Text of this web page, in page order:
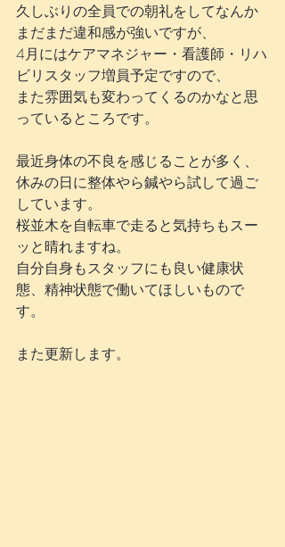
久しぶりの全員での朝礼をしてなんか
まだまだ違和感が強いですが、
4月にはケアマネジャー・看護師・リハ
ビリスタッフ増員予定ですので、
また雰囲気も変わってくるのかなと思
っているところです。
最近身体の不良を感じることが多く、
休みの日に整体やら鍼やら試して過ご
しています。
桜並木を自転車で走ると気持ちもスー
ッと晴れますね。
自分自身もスタッフにも良い健康状
態、精神状態で働いてほしいもので
す。
また更新します。